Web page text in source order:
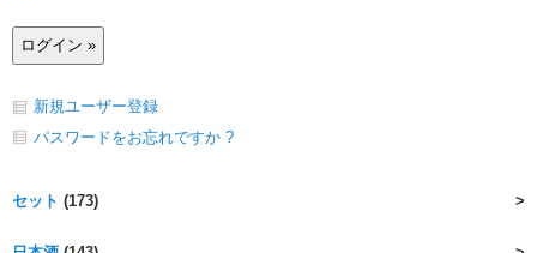
新規ユーザー登録
パスワードをお忘れですか ?
セット (173)